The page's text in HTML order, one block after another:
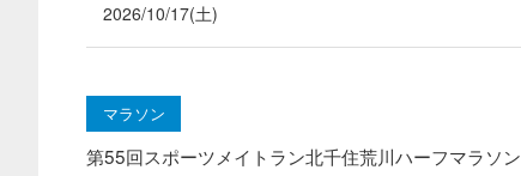
2026/10/17(土)
マラソン
第55回スポーツメイトラン北千住荒川ハーフマラソン